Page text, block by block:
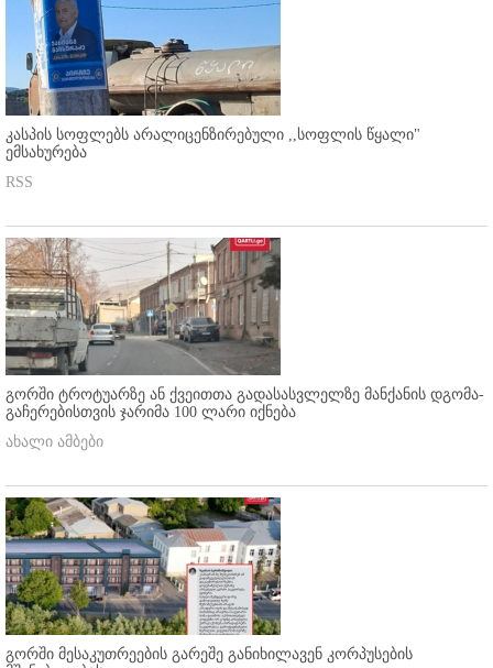
კასპის სოფლებს არალიცენზირებული ,,სოფლის წყალი"
ემსახურება
RSS
გორში ტროტუარზე ან ქვეითთა გადასასვლელზე მანქანის დგომა-
გაჩერებისთვის ჯარიმა 100 ლარი იქნება
ახალი ამბები
გორში მესაკუთრეების გარეშე განიხილავენ კორპუსების